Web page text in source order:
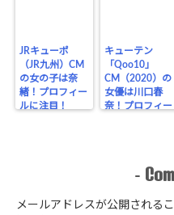
JRキューポ
（JR九州）CM
の女の子は奈
緒！プロフィー
ルに注目！
キューテン
「Qoo10」
CM（2020）の
女優は川口春
奈！プロフィー
-
メールアドレスが公開される